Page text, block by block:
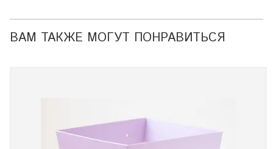
ВАМ ТАКЖЕ МОГУТ ПОНРАВИТЬСЯ